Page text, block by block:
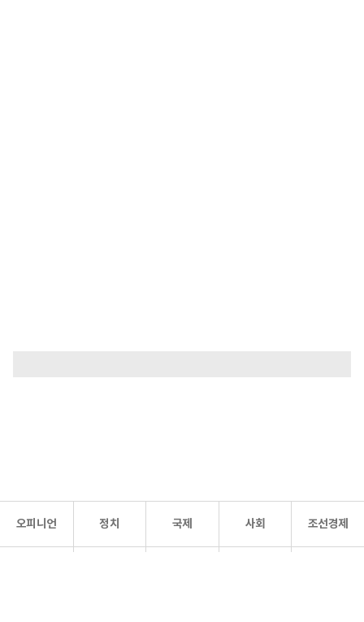
오피니언 정치 국제 사회 조선경제